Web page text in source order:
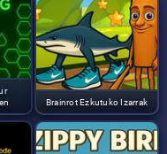
Brainrot Ezkutuko Izarrak